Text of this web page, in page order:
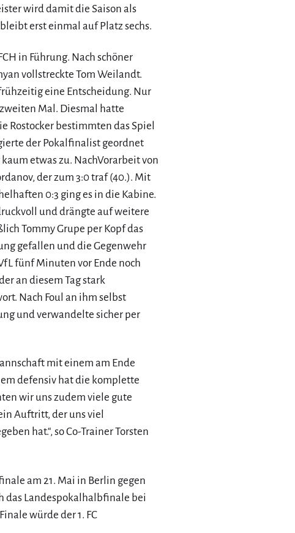
wird damit die Saison als
erst einmal auf Platz sechs.
in Führung. Nach schöner
vollstreckte Tom Weilandt.
eine Entscheidung. Nur
Mal. Diesmal hatte
Rostocker bestimmten das Spiel
der Pokalfinalist geordnet
etwas zu. NachVorarbeit von
der zum 3:0 traf (40.). Mit
0:3 ging es in die Kabine.
und drängte auf weitere
Tommy Grupe per Kopf das
gefallen und die Gegenwehr
fünf Minuten vor Ende noch
an diesem Tag stark
Nach Foul an ihm selbst
und verwandelte sicher per
mit einem am Ende
defensiv hat die komplette
wir uns zudem viele gute
Auftritt, der uns viel
hat.“, so Co-Trainer Torsten
am 21. Mai in Berlin gegen
das Landespokalhalbfinale bei
würde der 1. FC